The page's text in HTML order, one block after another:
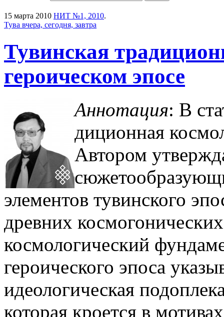
15 марта 2010 НИТ №1, 2010.
Тува вчера, сегодня, завтра
Тувинская
героическом эпосе
Аннотация: В
диционная
Автором
элементов тувинского
древних
космологический
героического эпоса
идеологическая
которая кроется в